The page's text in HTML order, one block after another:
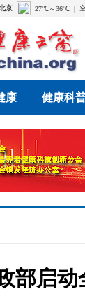
康 健康科
部启